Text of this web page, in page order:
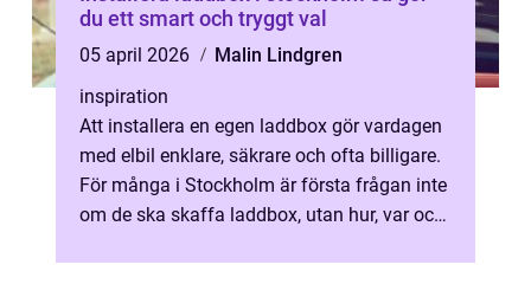
du ett smart och tryggt val
05 april 2026
Malin Lindgren
inspiration
Att installera en egen laddbox gör vardagen
med elbil enklare, säkrare och ofta billigare.
För många i Stockholm är första frågan inte
om de ska skaffa laddbox, utan hur, var och